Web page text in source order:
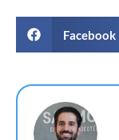
Facebook